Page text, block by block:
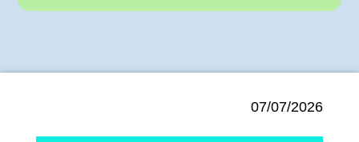
07/07/2026